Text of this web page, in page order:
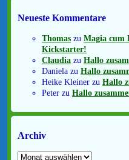
Neueste Kommentare
Thomas zu Magia cum
Kickstarter!
Claudia zu Hallo
Daniela zu Hallo
Heike Kleiner zu Hallo
Peter zu Hallo
Archiv
Archiv